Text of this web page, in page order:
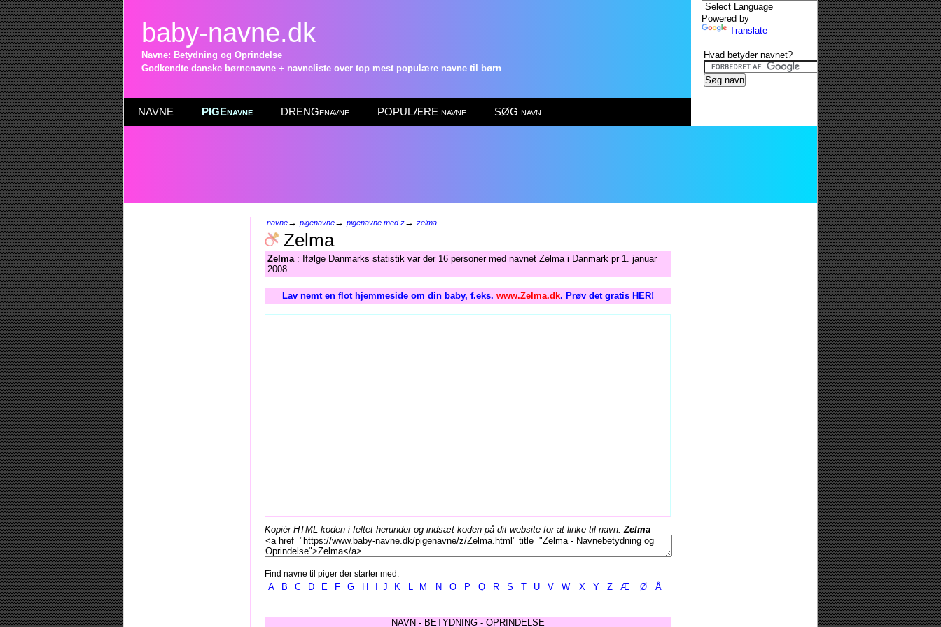
baby-navne.dk
Navne: Betydning og Oprindelse
Godkendte danske børnenavne + navneliste over top mest populære navne til børn
NAVNE PIGEnavne DRENGenavne POPULÆRE navne SØG navn
navne→ pigenavne→ pigenavne med z→ zelma
Zelma
Zelma: Ifølge Danmarks statistik var der 16 personer med navnet Zelma i Danmark pr 1. januar
2008.
Lav nemt en flot hjemmeside om din baby, f.eks. www.Zelma.dk. Prøv det gratis HER!
Kopiér HTML-koden i feltet herunder og indsæt koden på dit website for at linke til navn:Zelma
Find navne til piger der starter med:
A B C D E F G H J K L M N O P Q R S T U V W X Y Z Æ Ø Å
NAVN - BETYDNING - OPRINDELSE
Powered by
Translate
Hvad betyder navnet?